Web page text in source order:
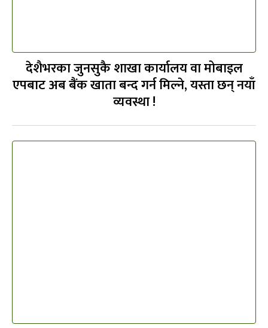
देशैभरका जुनसुकै शाखा कार्यालय वा मोबाइल
एपबाट अब बैंक खाता बन्द गर्न मिल्ने, यस्ता छन् नयाँ
व्यवस्था !